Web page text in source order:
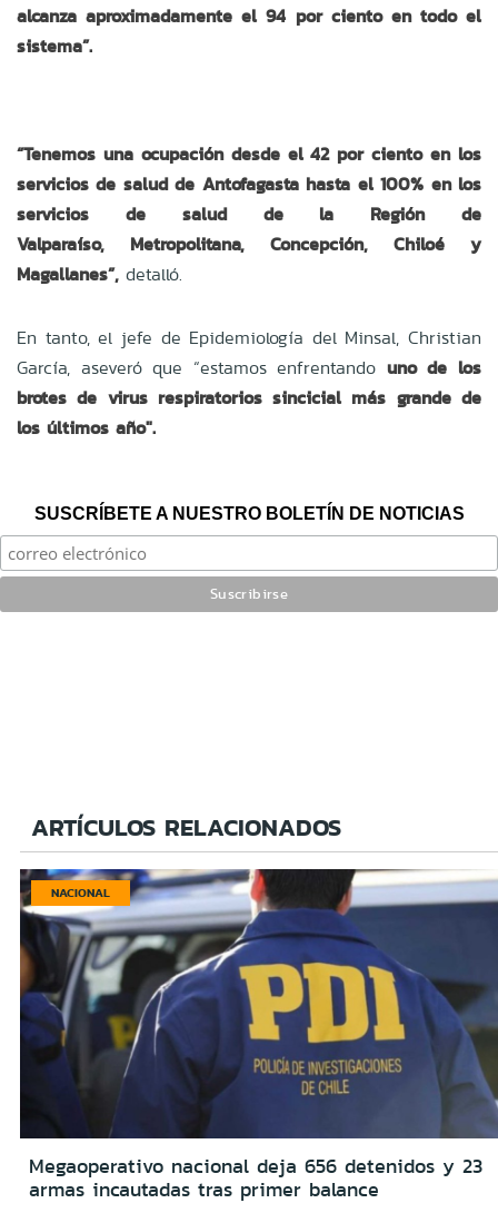
alcanza aproximadamente el 94 por ciento en todo el
sistema”.
“Tenemos una ocupación desde el 42 por ciento en los
servicios de salud de Antofagasta hasta el 100% en los
servicios de salud de la Región de
Valparaíso, Metropolitana, Concepción, Chiloé y
Magallanes”, detalló.
En tanto, el jefe de Epidemiología del Minsal, Christian
García, aseveró que “estamos enfrentando uno de los
brotes de virus respiratorios sincicial más grande de
los últimos año".
SUSCRÍBETE A NUESTRO BOLETÍN DE NOTICIAS
ARTÍCULOS RELACIONADOS
NACIONAL
Megaoperativo nacional deja 656 detenidos y 23
armas incautadas tras primer balance